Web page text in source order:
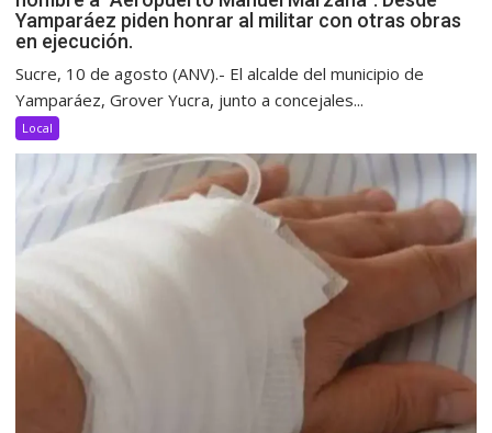
Yamparáez piden honrar al militar con otras obras
en ejecución.
Sucre, 10 de agosto (ANV).- El alcalde del municipio de
Yamparáez, Grover Yucra, junto a concejales...
Local